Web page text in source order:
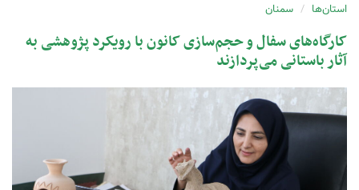
استان‌ها سمنان
کارگاه‌های سفال و حجم‌سازی کانون با رویکرد پژوهشی به
آثار باستانی می‌پردازند